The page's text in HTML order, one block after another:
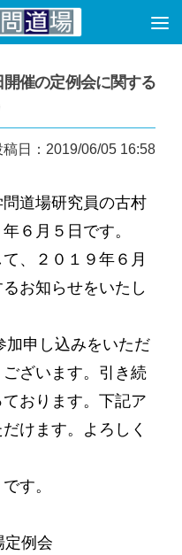
催の定例会に関する
稿日：2019/06/05 16:58
道場研究員の古村
６月５日です。
、２０１９年６月
お知らせをいたし
加申し込みをいただ
ざいます。引き続
おります。下記ア
けます。よろしく
す。
定例会